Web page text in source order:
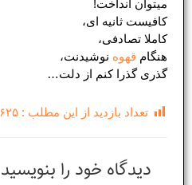
میتوان انداخت!
کافیست ثانیه ای،
کاملا تصادفی،
هنگام قهوه نوشیدنت،
گذری گذرا کنم از دلت…
تعداد بازدید از این مطلب : ۶۲۵
دیدگاه‌ خود را بنویسید